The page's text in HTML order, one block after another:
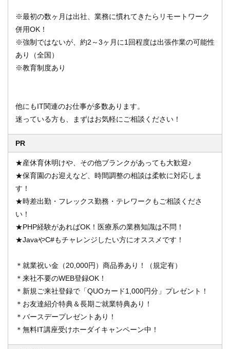
※最初の数ヶ月は出社、業務に慣れてきたらリモートワーク
併用OK！
※強制ではないが、約2～3ヶ月に1回程度は出張作業の可能性
あり（全国）
※教育制度あり
他にもIT関連のお仕事が多数あります。
迷っている方も、まずはお気軽にご相談ください！
PR
★産休育休明けや、その他ブランクがあっても大歓迎♪
★保育園のお迎えなど、時間調整の相談は柔軟に対応しま
す！
★時差出勤・フレックス勤務・テレワークもご相談くださ
い！
★PHP経験があればOK！医療系の業務知識は不問！
★JavaやC#もチャレンジしたい方にオススメです！
＊就業祝い金（20,000円）商品券あり！（規定有）
＊来社不要のWEB登録OK！
＊新規ご来社登録で「QUOカード1,000円分」プレゼント！
＊お友達紹介特典＆長期ご就業特典あり！
＊バースデープレゼントあり！
＊無料IT講座受けホーダイキャンペーン中！